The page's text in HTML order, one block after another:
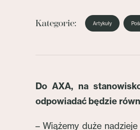
Kategorie: Artykuły
Do AXA, na
odpowiadać będzie
– Wiążemy duże